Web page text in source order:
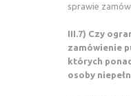
sprawie
III.7) Czy
zamówienie
których
osoby